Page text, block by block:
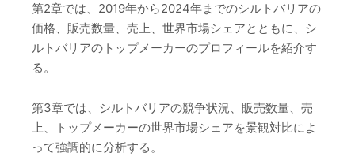
第2章では、2019年から2024年までのシルトバリアの
価格、販売数量、売上、世界市場シェアとともに、シ
ルトバリアのトップメーカーのプロフィールを紹介す
る。
第3章では、シルトバリアの競争状況、販売数量、売
上、トップメーカーの世界市場シェアを景観対比によ
って強調的に分析する。